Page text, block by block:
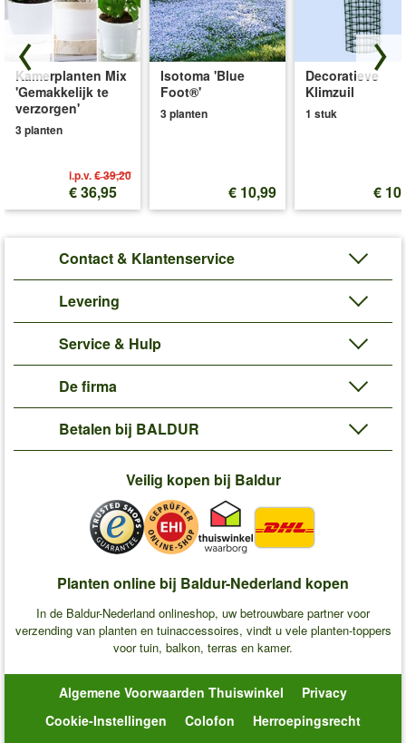
Kamerplanten Mix
'Gemakkelijk te
verzorgen'
3 planten
i.p.v.€ 39,20
€ 36,95
Isotoma 'Blue
Foot®'
3 planten
€ 10,99
Decoratieve
Klimzuil
1 stuk
€
Contact & Klantenservice
Levering
Service & Hulp
De firma
Betalen bij BALDUR
Veilig kopen bij Baldur
Planten online bij Baldur-Nederland kopen
In de Baldur-Nederland onlineshop, uw betrouwbare partner voor
verzending van planten en tuinaccessoires, vindt u vele planten-toppers
voor tuin, balkon, terras en kamer.
Algemene Voorwaarden Thuiswinkel
Privacy
Cookie-Instellingen
Colofon
Herroepingsrecht